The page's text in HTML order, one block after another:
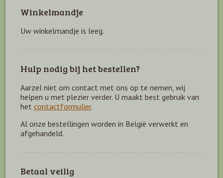
Winkelmandje
Uw winkelmandje is leeg.
Hulp nodig bij het bestellen?
Aarzel niet om contact met ons op te nemen, wij
helpen u met plezier verder. U maakt best gebruik van
het contactformulier.
Al onze bestellingen worden in België verwerkt en
afgehandeld.
Betaal veilig